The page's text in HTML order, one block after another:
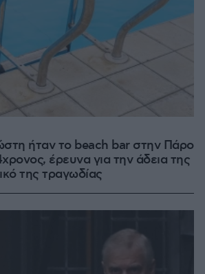
ήταν το beach bar στην Πάρο
έρευνα για την άδεια της
της τραγωδίας